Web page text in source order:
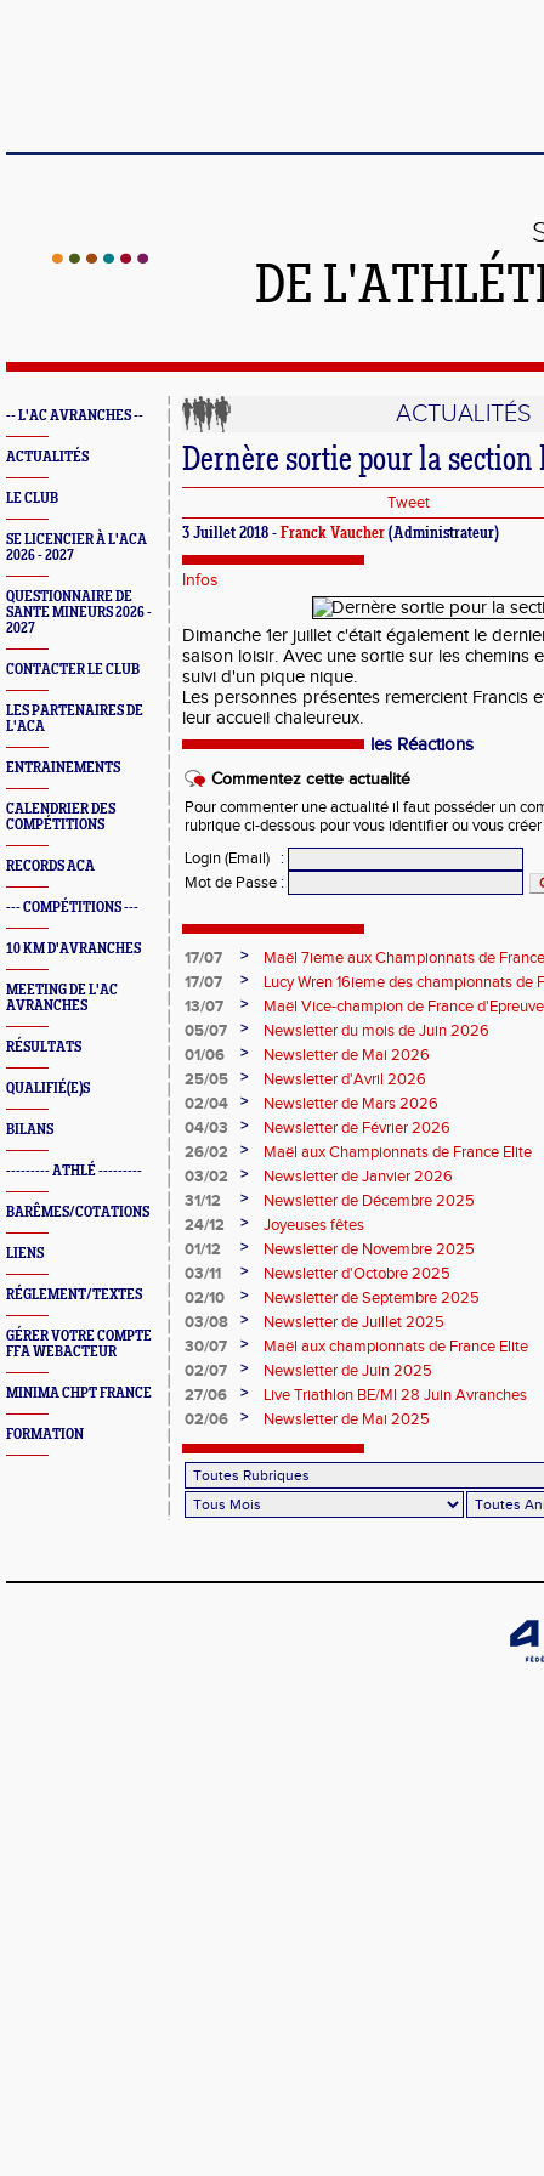
DE
-- L'AC AVRANCHES --
ACTUALITÉS
LE CLUB
SE LICENCIER À L'ACA
2026 - 2027
QUESTIONNAIRE DE
SANTE MINEURS 2026 -
2027
CONTACTER LE CLUB
LES PARTENAIRES DE
L'ACA
ENTRAINEMENTS
CALENDRIER DES
COMPÉTITIONS
RECORDS ACA
--- COMPÉTITIONS ---
10 KM D'AVRANCHES
MEETING DE L'AC
AVRANCHES
RÉSULTATS
QUALIFIÉ(E)S
BILANS
--------- ATHLÉ ---------
BARÊMES/COTATIONS
LIENS
RÉGLEMENT/TEXTES
GÉRER VOTRE COMPTE
FFA WEBACTEUR
MINIMA CHPT FRANCE
FORMATION
ACTUALITÉS
Dernère sortie pour la
Tweet
3 Juillet 2018 - Franck Vaucher (Administrateur)
Infos
Dimanche 1er juillet c'était également le
saison loisir. Avec une sortie sur les chemins
suivi d'un pique nique.
Les personnes présentes remercient Francis
leur accueil chaleureux.
les Réactions
Commentez cette actualité
Pour commenter une actualité il faut posséder un
rubrique ci-dessous pour vous identifier ou vous
Login (Email)
:
Mot de Passe :
17/07 >
Maël 7ieme aux Championnats de
17/07
>
Lucy Wren 16ieme des championnats de
perche
13/07 >
Maël Vice-champion de France
05/07
>
Newsletter du mois de Juin 2026
01/06
>
Newsletter de Mai 2026
25/05
>
Newsletter d'Avril 2026
02/04
>
Newsletter de Mars 2026
04/03
>
Newsletter de Février 2026
26/02
>
Maël aux Championnats de France Elite
03/02
>
Newsletter de Janvier 2026
31/12
>
Newsletter de Décembre 2025
24/12
>
Joyeuses fêtes
01/12
>
Newsletter de Novembre 2025
03/11
>
Newsletter d'Octobre 2025
02/10
>
Newsletter de Septembre 2025
03/08
>
Newsletter de Juillet 2025
30/07
>
Maël aux championnats de France Elite
02/07
>
Newsletter de Juin 2025
27/06
>
Live Triathlon BE/MI 28 Juin Avranches
02/06
> Newsletter de Mai 2025